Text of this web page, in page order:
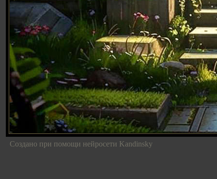
Создано при помощи нейросети Kandinsky